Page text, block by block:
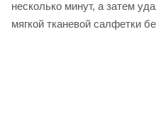
несколько минут, а затем
мягкой тканевой салфетки